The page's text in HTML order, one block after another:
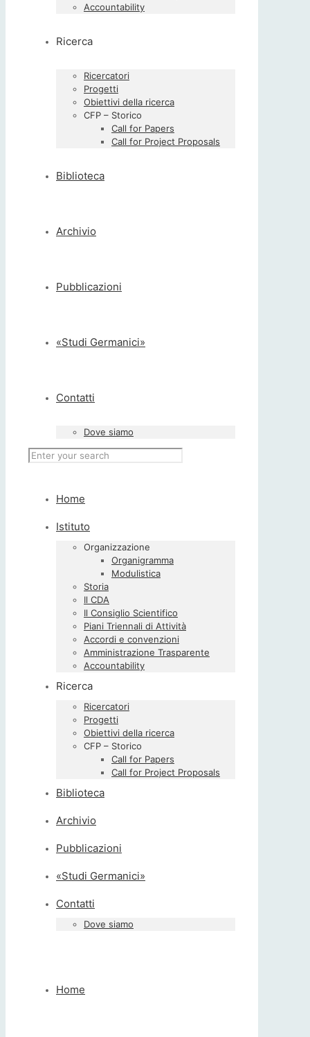
Accountability
Ricerca
Ricercatori
Progetti
Obiettivi della ricerca
CFP – Storico
Call for Papers
Call for Project Proposals
Biblioteca
Archivio
Pubblicazioni
«Studi Germanici»
Contatti
Dove siamo
Home
Istituto
Organizzazione
Organigramma
Modulistica
Storia
Il CDA
Il Consiglio Scientifico
Piani Triennali di Attività
Accordi e convenzioni
Amministrazione Trasparente
Accountability
Ricerca
Ricercatori
Progetti
Obiettivi della ricerca
CFP – Storico
Call for Papers
Call for Project Proposals
Biblioteca
Archivio
Pubblicazioni
«Studi Germanici»
Contatti
Dove siamo
Home